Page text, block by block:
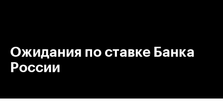
Ожидания по ставке Банка
России